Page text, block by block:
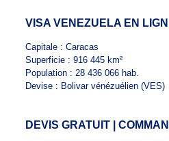
VISA VENEZUELA EN
Capitale : Caracas
Superficie : 916 445 km²
Population : 28 436 066 hab.
Devise : Bolivar vénézuélien (VES​)
DEVIS GRATUIT |